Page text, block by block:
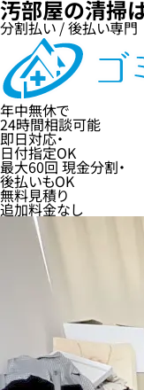
汚部屋の清掃
分割払い / 後払い専門
年中無休で
24時間相談可能
即日対応・
日付指定OK
最大60回 現金分割・
後払いもOK
無料見積り
追加料金なし